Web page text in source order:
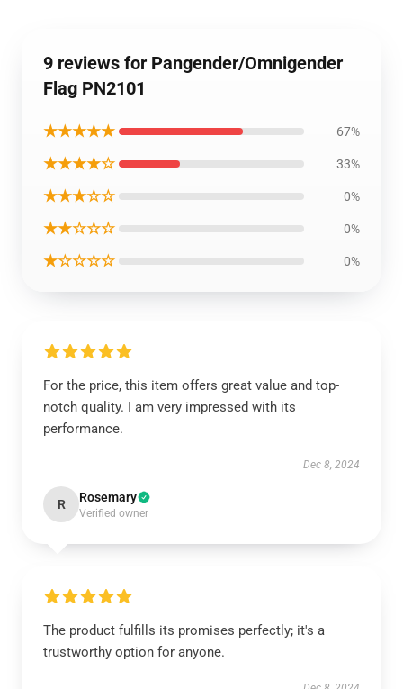
9 reviews for Pangender/Omnigender
Flag PN2101
★★★★★ 67%
★★★★☆ 33%
★★★☆☆ 0%
★★☆☆☆ 0%
★☆☆☆☆ 0%
For the price, this item offers great value and top-
notch quality. I am very impressed with its
performance.
Dec 8, 2024
R Rosemary
Verified owner
The product fulfills its promises perfectly; it's a
trustworthy option for anyone.